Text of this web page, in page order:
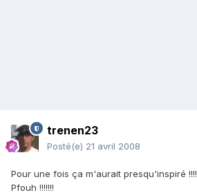
trenen23
Posté(e) 21 avril 2008
Pour une fois ça m'aurait presqu'inspiré !!!!
Pfouh !!!!!!!